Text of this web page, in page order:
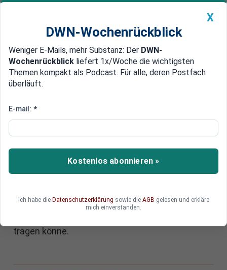
Newsticker MEIN DWN: Geldanlage Premium
Edelmetalle DWN-Magazin China
Umverteilung in andere Staaten
Schweden zieht Reißleine: EU
soll Flüchtlinge aus Schweden
übernehmen
Der schwedische Premier Stefan Löfven verlangt
in Schweden angekommen sind. Sie sollen auf
andere EU-Staaten aufgeteilt werden. Die Zeit sei
tragen könne.
X
DWN-Wochenrückblick
Weniger E-Mails, mehr Substanz: Der DWN-
Wochenrückblick liefert 1x/Woche die wichtigsten
Themen kompakt als Podcast. Für alle, deren Postfach
überläuft.
E-mail: *
Kostenlos abonnieren »
Ich habe die Datenschutzerklärung sowie die AGB gelesen und erkläre
mich einverstanden.